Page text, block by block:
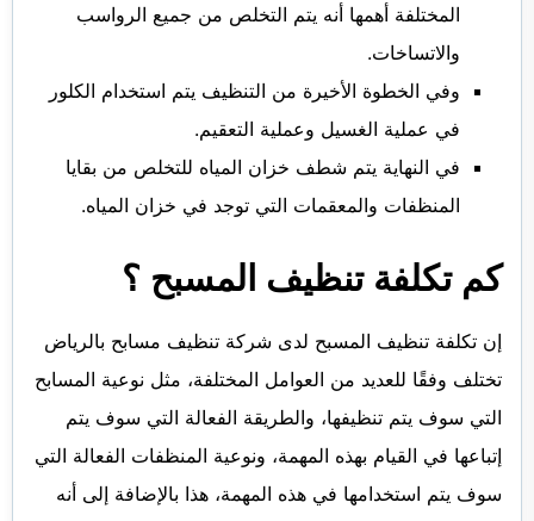
المختلفة أهمها أنه يتم التخلص من جميع الرواسب
والاتساخات.
وفي الخطوة الأخيرة من التنظيف يتم استخدام الكلور
في عملية الغسيل وعملية التعقيم.
في النهاية يتم شطف خزان المياه للتخلص من بقايا
المنظفات والمعقمات التي توجد في خزان المياه.
كم تكلفة تنظيف المسبح ؟
إن تكلفة تنظيف المسبح لدى شركة تنظيف مسابح بالرياض
تختلف وفقًا للعديد من العوامل المختلفة، مثل نوعية المسابح
التي سوف يتم تنظيفها، والطريقة الفعالة التي سوف يتم
إتباعها في القيام بهذه المهمة، ونوعية المنظفات الفعالة التي
سوف يتم استخدامها في هذه المهمة، هذا بالإضافة إلى أنه